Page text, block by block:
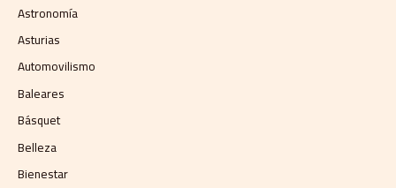
Astronomía
Asturias
Automovilismo
Baleares
Básquet
Belleza
Bienestar